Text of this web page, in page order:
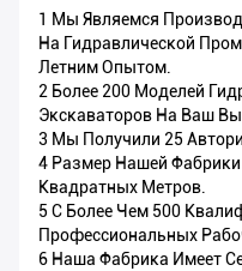
1 Мы Являемся
На Гидравлической
Летним Опытом.
2 Более 200 Моделей
Экскаваторов На Ваш
3 Мы Получили 25
4 Размер Нашей Фабрики
Квадратных Метров.
5 С Более Чем 500
Профессиональных
6 Наша Фабрика Имеет